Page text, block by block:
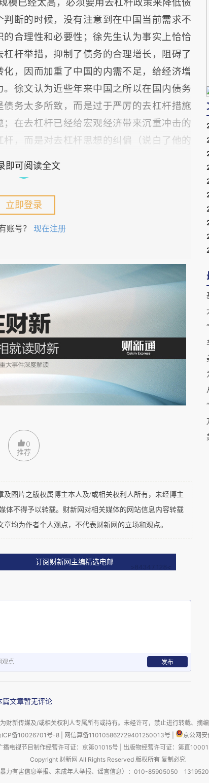
模已经太高，必须要用去杠杆政策来降低债
断的时候，没有注意到在中国当前需求不
合理性和必要性；徐先生认为事实上恰恰
杆举措，抑制了债务的合理增长，阻碍了
，因而加重了中国的内需不足，给经济增
徐文认为近些年来中国之所以在国内债务
务太多所致，而是过于严厉的去杠杆措施
在去杠杆已经给宏观经济带来沉重冲击的
，而是对去杠杆思想的纠偏（说白了他的
是应该降杠杆，而是需要加杠杆。那么，
前面的解释推论，只要我们的债务数额不超
杆的要求，比如采取各种措施来制约地方
的情况来看，难道不存在债务危机吗？如
的吗？
债务问题属于“微观”领域，而他所主张的
言。不错，徐先生说的“债务危机”，主要是
一国的债务是由政府、企业、个人三部分
发生违约，但是企业和个人的债务，难道
，如果一个国家的“微观”频频出现债务爆
以用来救助非政府债务危机。远者可以追
国民众发钱支持其消费；近者则有这几年
与“白名单”等政策，本质上亦属于由政府财
陷入债务困境的房企。但是，这些都是特
。
”。虽说经济学理论肯定需要与时俱进，但
的。笔者不是经济学家，也知道这几年“现
有一些拥趸，徐高先生大概就是其中一位，
模，不看利润”的结果吗？
，因为本身没有受过经济学的训练，却要
这些问题（值得一提的是，笔者早就注意
即可阅读全文
立即登录
账号？ 现在注册
0
推荐
图片之版权属博主本人及/或相关权利人所有，未经博主
体不得予以转载。财新网对相关媒体的网站信息内容转载
均为作者个人观点，不代表财新网的立场和观点。
订阅财新网主编精选电邮
观点 发布
篇文章暂无评论
财新传媒及/或相关权利人专属所有或持有。未经许可，禁止进行转载、摘
ICP备10026701号-8 网信算备110105862729401250013号
京公网
播电视节目制作经营许可证：京第01015号
出版物经营许可证：第直
Copyright 财新网 All Rights Reserved 版权所有 复制必究
力有害信息举报、未成年人举报、谣言信息）：010-85905050